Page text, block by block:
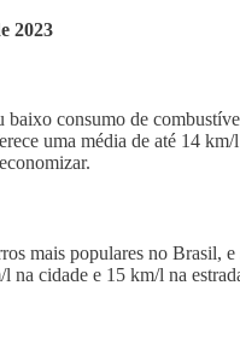
2023
consumo de
uma média de até 14
mais populares no Brasil,
na cidade e 15 km/l na